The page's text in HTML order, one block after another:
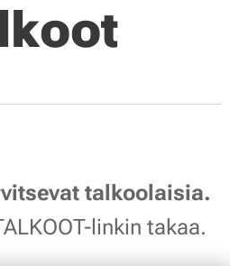
talkoolaisia.
linkin takaa.